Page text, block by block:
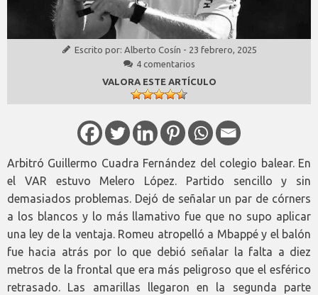
Escrito por: Alberto Cosín - 23 febrero, 2025
4 comentarios
VALORA ESTE ARTÍCULO
Arbitró Guillermo Cuadra Fernández del colegio balear. En
el VAR estuvo Melero López. Partido sencillo y sin
demasiados problemas. Dejó de señalar un par de córners
a los blancos y lo más llamativo fue que no supo aplicar
una ley de la ventaja. Romeu atropelló a Mbappé y el balón
fue hacia atrás por lo que debió señalar la falta a diez
metros de la frontal que era más peligroso que el esférico
retrasado. Las amarillas llegaron en la segunda parte